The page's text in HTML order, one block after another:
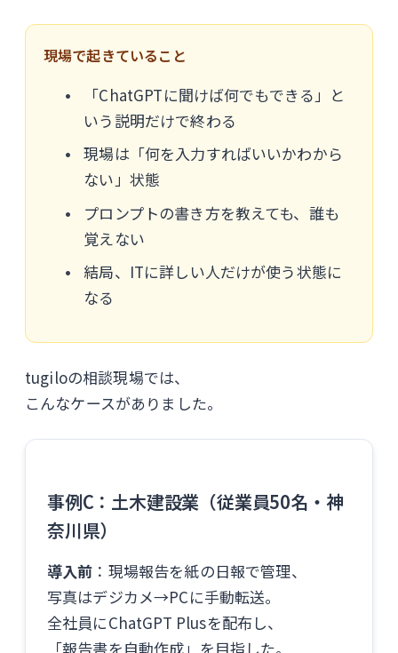
現場で起きていること
「ChatGPTに聞けば何でもできる」と
いう説明だけで終わる
現場は「何を入力すればいいかわから
ない」状態
プロンプトの書き方を教えても、誰も
覚えない
結局、ITに詳しい人だけが使う状態に
なる
tugiloの相談現場では、
こんなケースがありました。
事例C：土木建設業（従業員50名・神
奈川県）
導入前 ：現場報告を紙の日報で管理、
写真はデジカメ→PCに手動転送。
全社員にChatGPT Plusを配布し、
「報告書を自動作成」を目指した。